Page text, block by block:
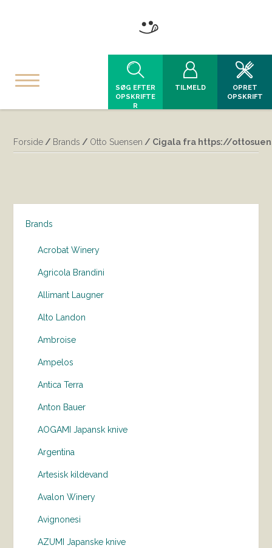
SØG EFTER
OPSKRIFTE
R
TILMELD
OPRET
OPSKRIFT
Forside / Brands / Otto Suensen / Cigala fra https://
Brands
Acrobat Winery
Agricola Brandini
Allimant Laugner
Alto Landon
Ambroise
Ampelos
Antica Terra
Anton Bauer
AOGAMI Japansk knive
Argentina
Artesisk kildevand
Avalon Winery
Avignonesi
AZUMI Japanske knive